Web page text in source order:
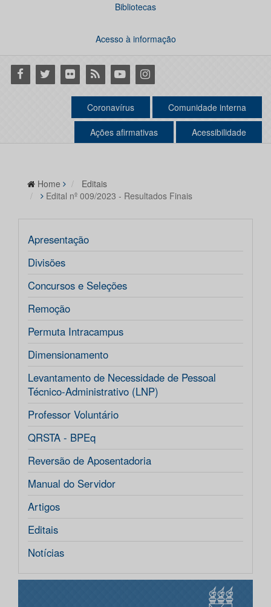
Bibliotecas
Acesso à informação
Facebook
Twitter Flickr RSS YoutubeInstagram
Coronavírus Comunidade interna
Ações afirmativas Acessibilidade
Home
Editais
Edital nº 009/2023 - Resultados Finais
Apresentação
Divisões
Concursos e Seleções
Remoção
Permuta Intracampus
Dimensionamento
Levantamento de Necessidade de Pessoal
Técnico-Administrativo (LNP)
Professor Voluntário
QRSTA - BPEq
Reversão de Aposentadoria
Manual do Servidor
Artigos
Editais
Notícias